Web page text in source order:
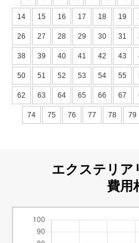
14 15 16 17 18 19
26 27 28 29 30 31
38 39 40 41 42 43
50 51 52 53 54 55
62 63 64 65 66 67
74 75 76 77 78 79
エクステリア
費用